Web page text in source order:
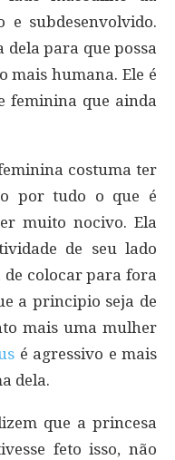
e subdesenvolvido.
para que possa
mais humana. Ele é
feminina que ainda
costuma ter
por tudo o que é
muito nocivo. Ela
de seu lado
colocar para fora
a principio seja de
mais uma mulher
é agressivo e mais
dela.
que a princesa
feto isso, não